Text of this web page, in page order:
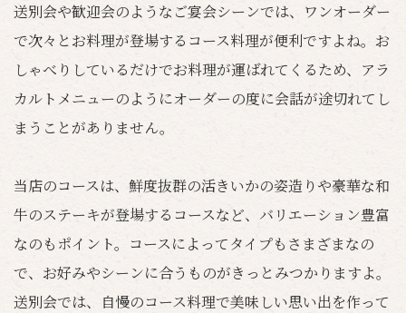
送別会や歓迎会のようなご宴会シーンでは、ワンオーダー
で次々とお料理が登場するコース料理が便利ですよね。お
しゃべりしているだけでお料理が運ばれてくるため、アラ
カルトメニューのようにオーダーの度に会話が途切れてし
まうことがありません。
当店のコースは、鮮度抜群の活きいかの姿造りや豪華な和
牛のステーキが登場するコースなど、バリエーション豊富
なのもポイント。コースによってタイプもさまざまなの
で、お好みやシーンに合うものがきっとみつかりますよ。
送別会では、自慢のコース料理で美味しい思い出を作って